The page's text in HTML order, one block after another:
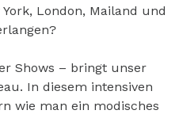
London, Mailand und
Shows – bringt unser
In diesem intensiven
wie man ein modisches